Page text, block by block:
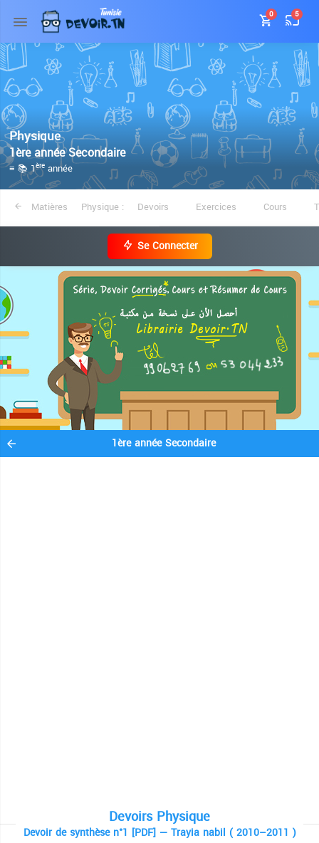
0 5
Physique
1ère année Secondaire
≡ 📚 1ère année
Matières Physique : Devoirs Exercices Cours
Se Connecter
1ère année Secondaire
Devoirs Physique
Devoir de synthèse n°1 [PDF] — Trayia nabil ( 2010–2011 )